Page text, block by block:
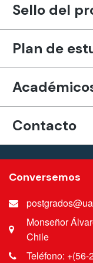
Sello del
Plan de
Contacto
Conversemos
Monseñor
Chile
Teléfono: